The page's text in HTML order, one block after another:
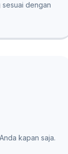
sesuai dengan
kapan saja.